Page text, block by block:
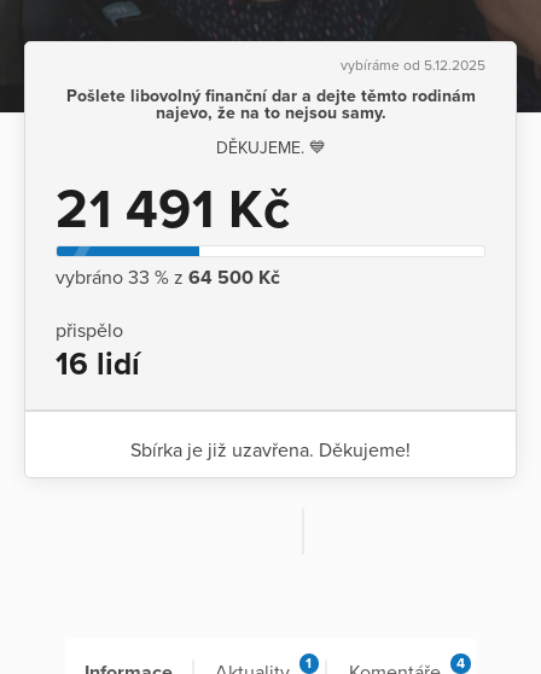
vybíráme od 5.12.2025
Pošlete libovolný finanční dar a dejte těmto rodinám
najevo, že na to nejsou samy.
DĚKUJEME. 💙
21 491 Kč
vybráno 33 % z 64 500 Kč
přispělo
16 lidí
Sbírka je již uzavřena. Děkujeme!
1 4